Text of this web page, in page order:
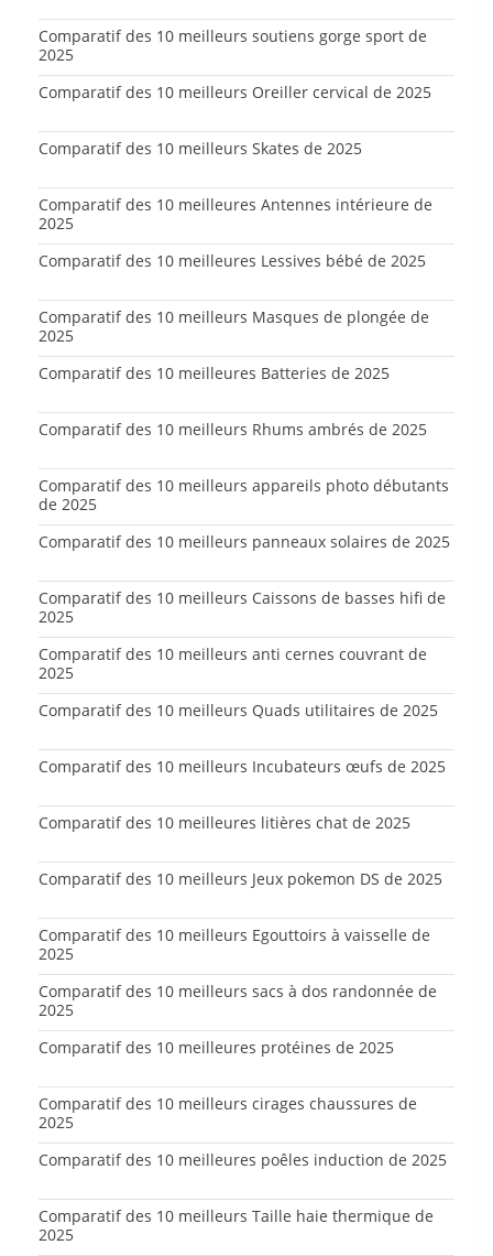
Comparatif des 10 meilleurs soutiens gorge sport de
2025
Comparatif des 10 meilleurs Oreiller cervical de 2025
Comparatif des 10 meilleurs Skates de 2025
Comparatif des 10 meilleures Antennes intérieure de
2025
Comparatif des 10 meilleures Lessives bébé de 2025
Comparatif des 10 meilleurs Masques de plongée de
2025
Comparatif des 10 meilleures Batteries de 2025
Comparatif des 10 meilleurs Rhums ambrés de 2025
Comparatif des 10 meilleurs appareils photo débutants
de 2025
Comparatif des 10 meilleurs panneaux solaires de 2025
Comparatif des 10 meilleurs Caissons de basses hifi de
2025
Comparatif des 10 meilleurs anti cernes couvrant de
2025
Comparatif des 10 meilleurs Quads utilitaires de 2025
Comparatif des 10 meilleurs Incubateurs œufs de 2025
Comparatif des 10 meilleures litières chat de 2025
Comparatif des 10 meilleurs Jeux pokemon DS de 2025
Comparatif des 10 meilleurs Egouttoirs à vaisselle de
2025
Comparatif des 10 meilleurs sacs à dos randonnée de
2025
Comparatif des 10 meilleures protéines de 2025
Comparatif des 10 meilleurs cirages chaussures de
2025
Comparatif des 10 meilleures poêles induction de 2025
Comparatif des 10 meilleurs Taille haie thermique de
2025